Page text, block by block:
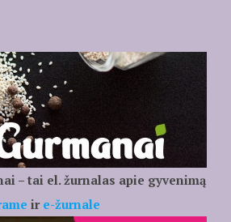
– tai el. žurnalas apie gyvenimą
ir e-žurnale